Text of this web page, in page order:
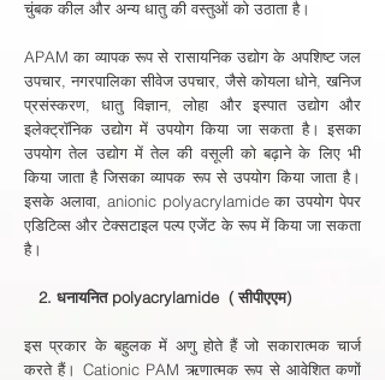
चुंबक कील और अन्य धातु की वस्तुओं को उठाता है।
APAM का व्यापक रूप से रासायनिक उद्योग के अपशिष्ट जल
उपचार, नगरपालिका सीवेज उपचार, जैसे कोयला धोने, खनिज
प्रसंस्करण, धातु विज्ञान, लोहा और इस्पात उद्योग और
इलेक्ट्रॉनिक उद्योग में उपयोग किया जा सकता है। इसका
उपयोग तेल उद्योग में तेल की वसूली को बढ़ाने के लिए भी
किया जाता है जिसका व्यापक रूप से उपयोग किया जाता है।
इसके अलावा, anionic polyacrylamide का उपयोग पेपर
एडिटिव्स और टेक्सटाइल पल्प एजेंट के रूप में किया जा सकता
है।
2. धनायनित polyacrylamide (सीपीएएम)
इस प्रकार के बहुलक में अणु होते हैं जो सकारात्मक चार्ज
करते हैं। Cationic PAM ऋणात्मक रूप से आवेशित कणों